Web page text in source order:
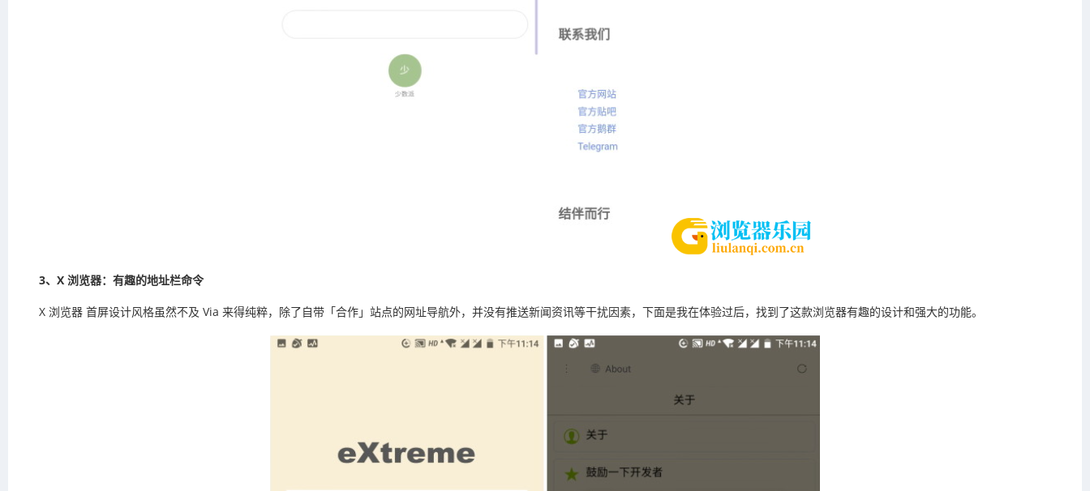
3、X 浏览器：有趣的地址栏命令
X 浏览器 首屏设计风格虽然不及 Via 来得纯粹，除了自带「合作」站点的网址导航外，并没有推送新闻资讯等干扰因素，下面是我在体验过后，找到了这款浏览器有趣的设计和强大的功能。